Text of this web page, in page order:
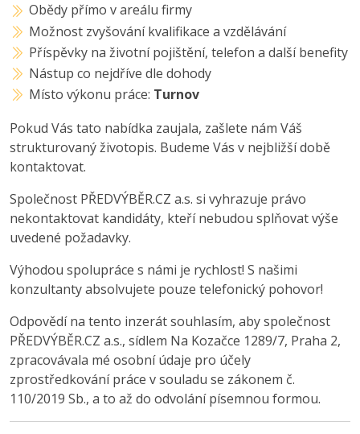
Obědy přímo v areálu firmy
Možnost zvyšování kvalifikace a vzdělávání
Příspěvky na životní pojištění, telefon a další benefity
Nástup co nejdříve dle dohody
Místo výkonu práce: Turnov
Pokud Vás tato nabídka zaujala, zašlete nám Váš
strukturovaný životopis. Budeme Vás v nejbližší době
kontaktovat.
Společnost PŘEDVÝBĚR.CZ a.s. si vyhrazuje právo
nekontaktovat kandidáty, kteří nebudou splňovat výše
uvedené požadavky.
Výhodou spolupráce s námi je rychlost! S našimi
konzultanty absolvujete pouze telefonický pohovor!
Odpovědí na tento inzerát souhlasím, aby společnost
PŘEDVÝBĚR.CZ a.s., sídlem Na Kozačce 1289/7, Praha 2,
zpracovávala mé osobní údaje pro účely
zprostředkování práce v souladu se zákonem č.
110/2019 Sb., a to až do odvolání písemnou formou.